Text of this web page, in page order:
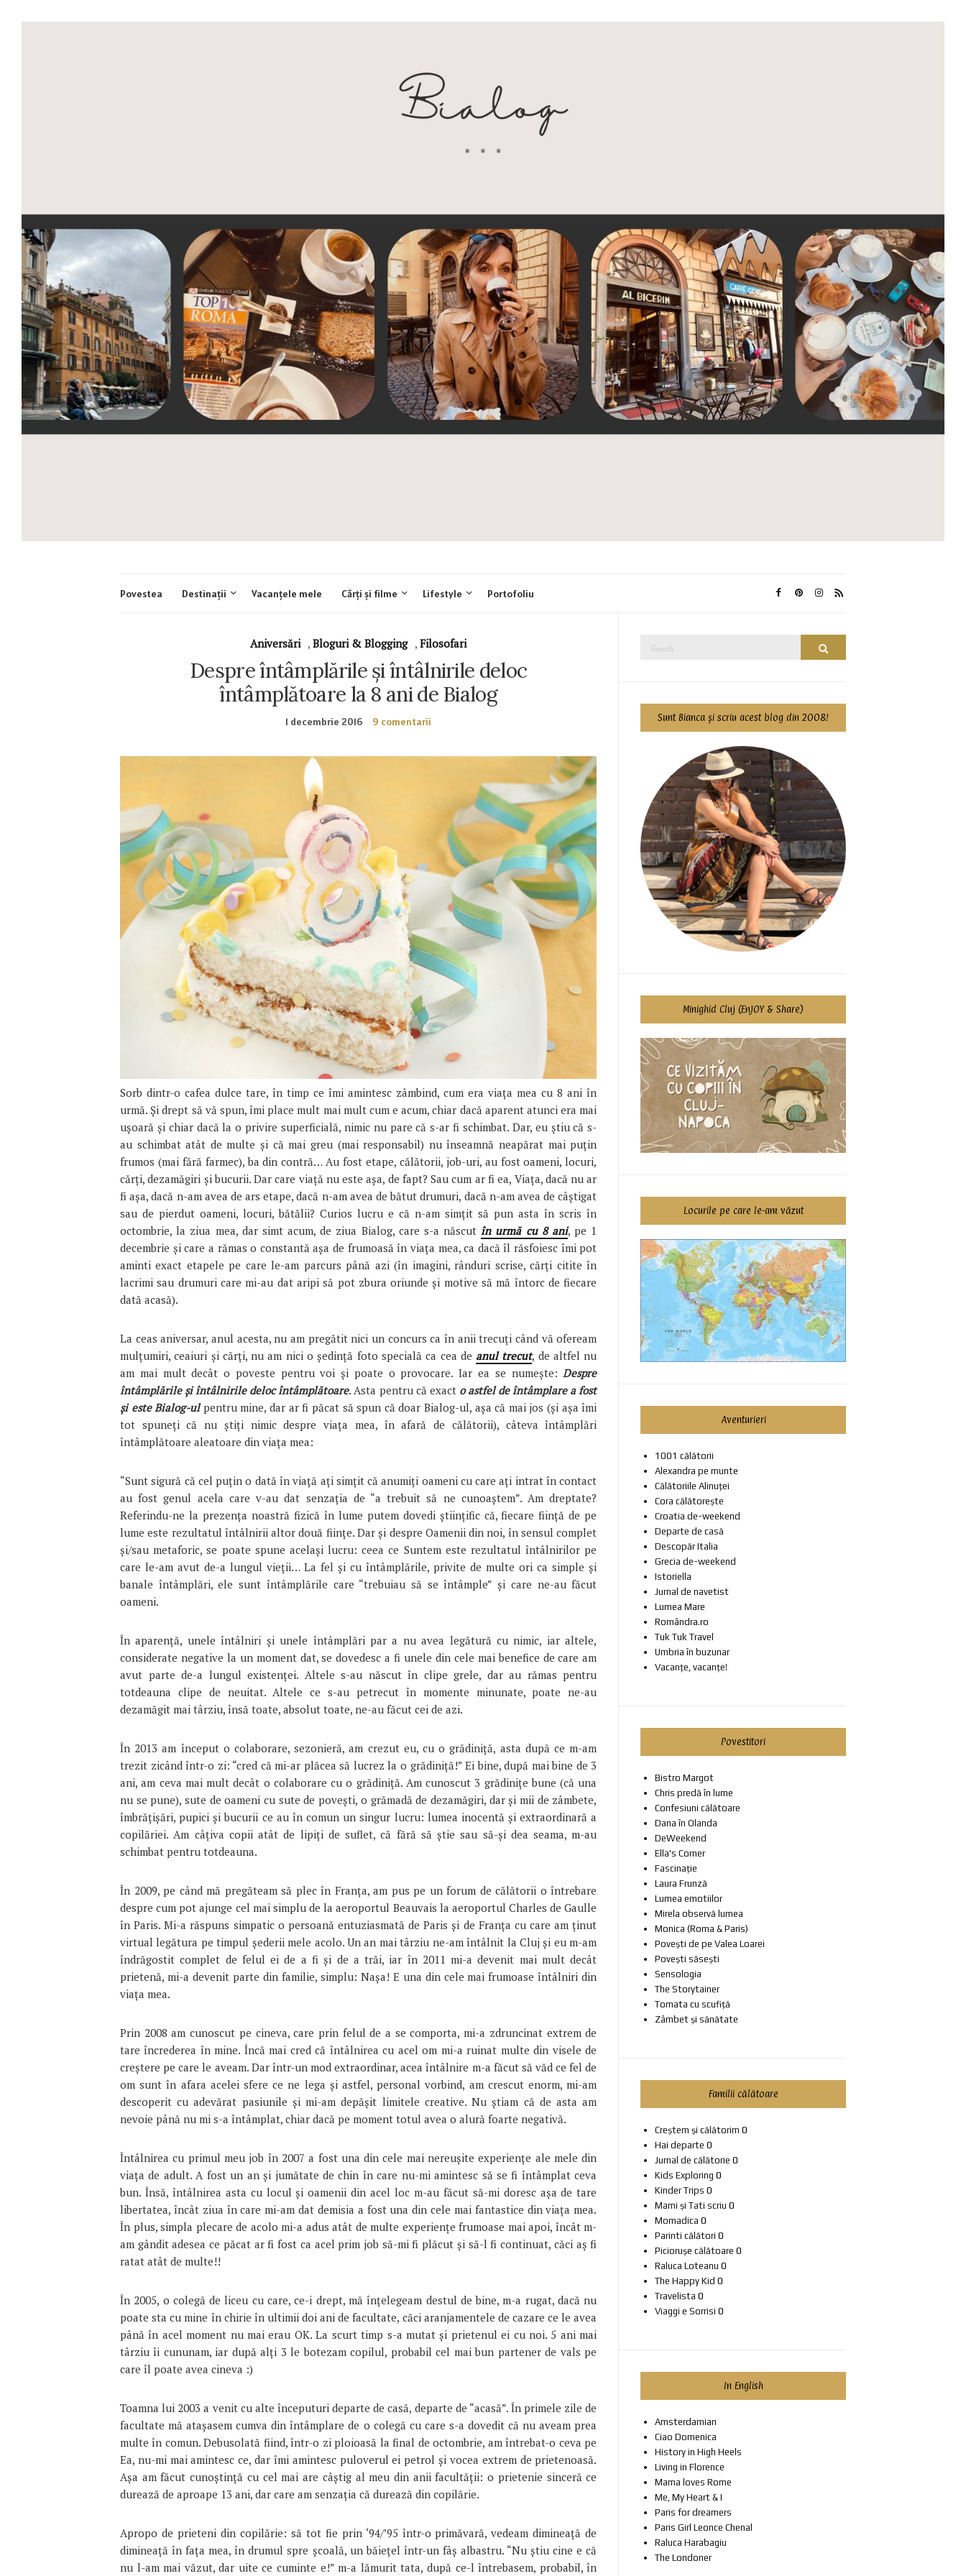
Povestea Destinații Vacanțele mele Cărți și filme Lifestyle Portofoliu
Aniversări ,Bloguri & Blogging ,Filosofari
Despre întâmplările și întâlnirile deloc
întâmplătoare la 8 ani de Bialog
1 decembrie 2016 9 comentarii
Sorb dintr-o cafea dulce tare, în timp ce îmi amintesc zâmbind, cum era viața mea cu 8 ani în
urmă. Și drept să vă spun, îmi place mult mai mult cum e acum, chiar dacă aparent atunci era mai
ușoară și chiar dacă la o privire superficială, nimic nu pare că s-ar fi schimbat. Dar, eu știu că s-
au schimbat atât de multe și că mai greu (mai responsabil) nu înseamnă neapărat mai puțin
frumos (mai fără farmec), ba din contră… Au fost etape, călătorii, job-uri, au fost oameni, locuri,
cărți, dezamăgiri și bucurii. Dar care viață nu este așa, de fapt? Sau cum ar fi ea, Viața, dacă nu ar
fi așa, dacă n-am avea de ars etape, dacă n-am avea de bătut drumuri, dacă n-am avea de câștigat
sau de pierdut oameni, locuri, bătălii? Curios lucru e că n-am simțit să pun asta în scris în
octombrie, la ziua mea, dar simt acum, de ziua Bialog, care s-a născut în urmă cu 8 ani, pe 1
decembrie și care a rămas o constantă așa de frumoasă în viața mea, ca dacă îl răsfoiesc îmi pot
aminti exact etapele pe care le-am parcurs până azi (în imagini, rânduri scrise, cărți citite în
lacrimi sau drumuri care mi-au dat aripi să pot zbura oriunde și motive să mă întorc de fiecare
dată acasă).
La ceas aniversar, anul acesta, nu am pregătit nici un concurs ca în anii trecuți când vă ofeream
mulțumiri, ceaiuri și cărți, nu am nici o ședință foto specială ca cea de anul trecut, de altfel nu
am mai mult decât o poveste pentru voi și poate o provocare. Iar ea se numește: Despre
întâmplările și întâlnirile deloc întâmplătoare. Asta pentru că exact o astfel de întâmplare a fost
și este Bialog-ulpentru mine, dar ar fi păcat să spun că doar Bialog-ul, așa că mai jos (și așa îmi
tot spuneți că nu știți nimic despre viața mea, în afară de călătorii), câteva întâmplări
întâmplătoare aleatoare din viața mea:
“Sunt sigură că cel puțin o dată în viață ați simțit că anumiți oameni cu care ați intrat în contact
au fost genul acela care v-au dat senzația de “a trebuit să ne cunoaștem”. Am dreptate?
Referindu-ne la prezența noastră fizică în lume putem dovedi științific că, fiecare ființă de pe
lume este rezultatul întâlnirii altor două ființe. Dar și despre Oamenii din noi, în sensul complet
și/sau metaforic, se poate spune același lucru: ceea ce Suntem este rezultatul întâlnirilor pe
care le-am avut de-a lungul vieții… La fel și cu întâmplările, privite de multe ori ca simple și
banale întâmplări, ele sunt întâmplările care “trebuiau să se întâmple” și care ne-au făcut
oameni.
În aparență, unele întâlniri și unele întâmplări par a nu avea legătură cu nimic, iar altele,
considerate negative la un moment dat, se dovedesc a fi unele din cele mai benefice de care am
avut parte de-a lungul existenței. Altele s-au născut în clipe grele, dar au rămas pentru
totdeauna clipe de neuitat. Altele ce s-au petrecut în momente minunate, poate ne-au
dezamăgit mai târziu, însă toate, absolut toate, ne-au făcut cei de azi.
În 2013 am început o colaborare, sezonieră, am crezut eu, cu o grădiniță, asta după ce m-am
trezit zicând într-o zi: “cred că mi-ar plăcea să lucrez la o grădiniță!” Ei bine, după mai bine de 3
ani, am ceva mai mult decât o colaborare cu o grădiniță. Am cunoscut 3 grădinițe bune (că una
nu se pune), sute de oameni cu sute de povești, o grămadă de dezamăgiri, dar și mii de zâmbete,
îmbrățișări, pupici și bucurii ce au în comun un singur lucru: lumea inocentă și extraordinară a
copilăriei. Am câțiva copii atât de lipiți de suflet, că fără să știe sau să-și dea seama, m-au
schimbat pentru totdeauna.
În 2009, pe când mă pregăteam să plec în Franța, am pus pe un forum de călătorii o întrebare
despre cum pot ajunge cel mai simplu de la aeroportul Beauvais la aeroportul Charles de Gaulle
în Paris. Mi-a răspuns simpatic o persoană entuziasmată de Paris și de Franța cu care am ținut
virtual legătura pe timpul șederii mele acolo. Un an mai târziu ne-am întâlnit la Cluj și eu m-am
îndrăgostit complet de felul ei de a fi și de a trăi, iar în 2011 mi-a devenit mai mult decât
prietenă, mi-a devenit parte din familie, simplu: Nașa! E una din cele mai frumoase întâlniri din
viața mea.
Prin 2008 am cunoscut pe cineva, care prin felul de a se comporta, mi-a zdruncinat extrem de
tare încrederea în mine. Încă mai cred că întâlnirea cu acel om mi-a ruinat multe din visele de
creștere pe care le aveam. Dar într-un mod extraordinar, acea întâlnire m-a făcut să văd ce fel de
om sunt în afara acelei sfere ce ne lega și astfel, personal vorbind, am crescut enorm, mi-am
descoperit cu adevărat pasiunile și mi-am depășit limitele creative. Nu știam că de asta am
nevoie până nu mi s-a întâmplat, chiar dacă pe moment totul avea o alură foarte negativă.
Întâlnirea cu primul meu job în 2007 a fost una din cele mai nereușite experiențe ale mele din
viața de adult. A fost un an și jumătate de chin în care nu-mi amintesc să se fi întâmplat ceva
bun. Însă, întâlnirea asta cu locul și oamenii din acel loc m-au făcut să-mi doresc așa de tare
libertatea, încât ziua în care mi-am dat demisia a fost una din cele mai fantastice din viața mea.
În plus, simpla plecare de acolo mi-a adus atât de multe experiențe frumoase mai apoi, încât m-
am gândit adesea ce păcat ar fi fost ca acel prim job să-mi fi plăcut și să-l fi continuat, căci aș fi
ratat atât de multe!!
În 2005, o colegă de liceu cu care, ce-i drept, mă înțelegeam destul de bine, m-a rugat, dacă nu
poate sta cu mine în chirie în ultimii doi ani de facultate, căci aranjamentele de cazare ce le avea
până în acel moment nu mai erau OK. La scurt timp s-a mutat și prietenul ei cu noi. 5 ani mai
târziu îi cununam, iar după alți 3 le botezam copilul, probabil cel mai bun partener de vals pe
care îl poate avea cineva :)
Toamna lui 2003 a venit cu alte începuturi departe de casă, departe de “acasă”. În primele zile de
facultate mă atașasem cumva din întâmplare de o colegă cu care s-a dovedit că nu aveam prea
multe în comun. Debusolată fiind, într-o zi ploioasă la final de octombrie, am întrebat-o ceva pe
Ea, nu-mi mai amintesc ce, dar îmi amintesc puloverul ei petrol și vocea extrem de prietenoasă.
Așa am făcut cunoștință cu cel mai are câștig al meu din anii facultății: o prietenie sinceră ce
durează de aproape 13 ani, dar care am senzația că durează din copilărie.
Apropo de prieteni din copilărie: să tot fie prin ‘94/’95 într-o primăvară, vedeam dimineață de
dimineață în fața mea, în drumul spre școală, un băiețel într-un fâș albastru. “Nu știu cine e că
nu l-am mai văzut, dar uite ce cuminte e!” m-a lămurit tata, după ce-l întrebasem, probabil, în
Search
Search
Sunt Bianca și scriu acest blog din 2008!
Minighid Cluj (EnJOY & Share)
Locurile pe care le-am văzut
Aventurieri
1001 călătorii
Alexandra pe munte
Călătoriile Alinuței
Cora călătorește
Croatia de-weekend
Departe de casă
Descopăr Italia
Grecia de-weekend
Istoriella
Jurnal de navetist
Lumea Mare
Romândra.ro
Tuk Tuk Travel
Umbria în buzunar
Vacanțe, vacanțe!
Povestitori
Bistro Margot
Chris predă în lume
Confesiuni călătoare
Dana în Olanda
DeWeekend
Ella's Corner
Fascinație
Laura Frunză
Lumea emotiilor
Mirela observă lumea
Monica (Roma & Paris)
Povești de pe Valea Loarei
Povești săsești
Sensologia
The Storytainer
Tomata cu scufiță
Zâmbet și sănătate
Familii călătoare
Creștem și călătorim 0
Hai departe 0
Jurnal de călătorie 0
Kids Exploring 0
Kinder Trips 0
Mami și Tati scriu 0
Momadica 0
Parinti călători 0
Piciorușe călătoare 0
Raluca Loteanu 0
The Happy Kid 0
Travelista 0
Viaggi e Sorrisi 0
In English
Amsterdamian
Ciao Domenica
History in High Heels
Living in Florence
Mama loves Rome
Me, My Heart & I
Paris for dreamers
Paris Girl Leonce Chenal
Raluca Harabagiu
The Londoner